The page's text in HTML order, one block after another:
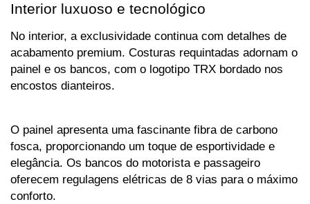
Interior luxuoso e tecnológico
No interior, a exclusividade continua com detalhes de
acabamento premium. Costuras requintadas adornam o
painel e os bancos, com o logotipo TRX bordado nos
encostos dianteiros.
O painel apresenta uma fascinante fibra de carbono
fosca, proporcionando um toque de esportividade e
elegância. Os bancos do motorista e passageiro
oferecem regulagens elétricas de 8 vias para o máximo
conforto.